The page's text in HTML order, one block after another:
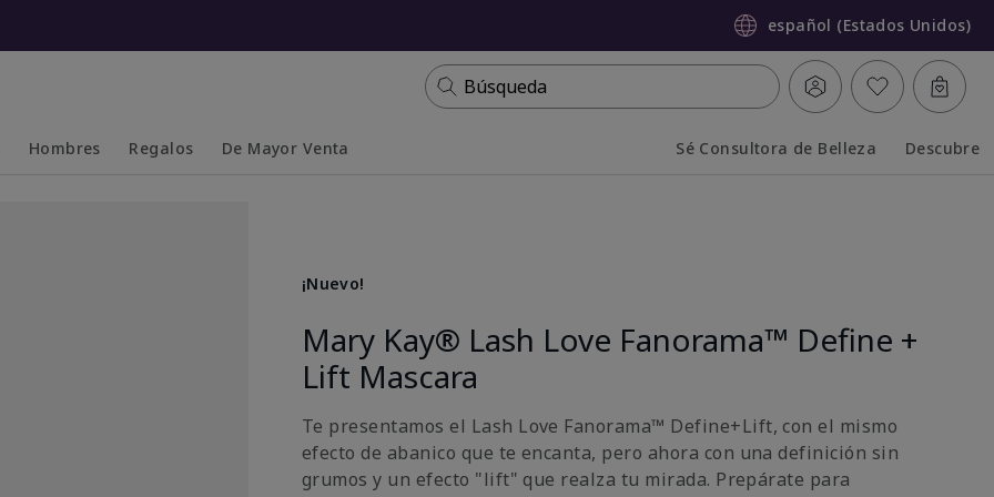
español (Estados Unidos)
Búsqueda
Hombres Regalos De Mayor Venta Sé Consultora de Belleza Descubre
¡Nuevo!
Mary Kay® Lash Love Fanorama™ Define +
Lift Mascara
Te presentamos el Lash Love Fanorama™ Define+Lift, con el mismo
efecto de abanico que te encanta, pero ahora con una definición sin
grumos y un efecto "lift" que realza tu mirada. Prepárate para